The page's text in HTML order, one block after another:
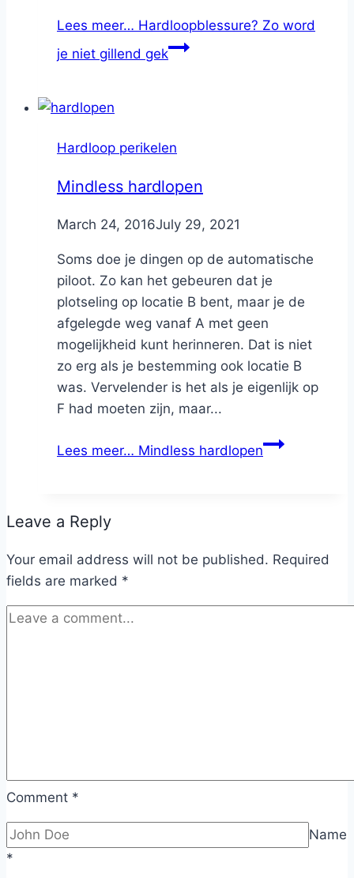
Lees meer… Hardloopblessure? Zo word
je niet gillend gek
Hardloop perikelen
Mindless hardlopen
ByNicole
March 24, 2016July 29, 2021
Soms doe je dingen op de automatische
piloot. Zo kan het gebeuren dat je
plotseling op locatie B bent, maar je de
afgelegde weg vanaf A met geen
mogelijkheid kunt herinneren. Dat is niet
zo erg als je bestemming ook locatie B
was. Vervelender is het als je eigenlijk op
F had moeten zijn, maar...
Lees meer… Mindless hardlopen
Leave a Reply
Your email address will not be published. Required
fields are marked *
Comment *
Name
*